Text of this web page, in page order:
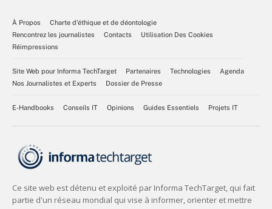
À Propos
Charte d’éthique et de déontologie
Rencontrez les journalistes
Contacts
Utilisation Des Cookies
Réimpressions
Site Web pour Informa TechTarget Partenaires Technologies
Agenda
Nos Journalistes et Experts
Dossier de Presse
E-Handbooks Conseils IT Opinions Guides Essentiels Projets IT